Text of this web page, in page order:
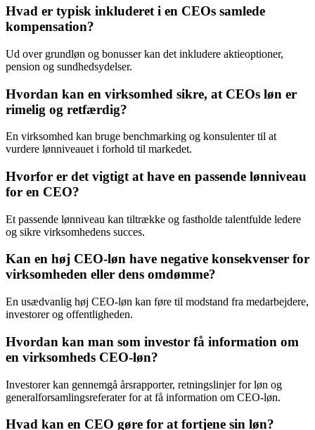
Hvad er typisk inkluderet i en CEOs samlede
kompensation?
Ud over grundløn og bonusser kan det inkludere aktieoptioner,
pension og sundhedsydelser.
Hvordan kan en virksomhed sikre, at CEOs løn er
rimelig og retfærdig?
En virksomhed kan bruge benchmarking og konsulenter til at
vurdere lønniveauet i forhold til markedet.
Hvorfor er det vigtigt at have en passende lønniveau
for en CEO?
Et passende lønniveau kan tiltrække og fastholde talentfulde ledere
og sikre virksomhedens succes.
Kan en høj CEO-løn have negative konsekvenser for
virksomheden eller dens omdømme?
En usædvanlig høj CEO-løn kan føre til modstand fra medarbejdere,
investorer og offentligheden.
Hvordan kan man som investor få information om
en virksomheds CEO-løn?
Investorer kan gennemgå årsrapporter, retningslinjer for løn og
generalforsamlingsreferater for at få information om CEO-løn.
Hvad kan en CEO gøre for at fortjene sin løn?